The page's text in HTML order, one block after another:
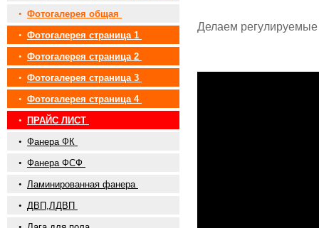
• Фотогалерея общая
• Фотогалерея страница 1
• Фотогалерея страница 2
• Фотогалерея страница 3
• Фотогалерея страница 4
•
ПРАЙС ЛИСТ
• Фанера ФК
• Фанера ФСФ
• Ламинированная фанера
• ДВП,ЛДВП
Делаем